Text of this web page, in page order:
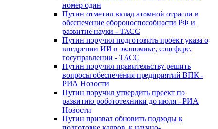
номер один
Путин отметил вклад атомной отрасли в
обеспечение обороноспособности РФ и
развитие науки - ТАСС
Путин поручил подготовить проект указа о
внедрении ИИ в экономике, соцсфере,
госуправлении - ТАСС
Путин поручил правительству решить
вопросы обеспечения предприятий ВПК -
РИА Новости
Путин поручил утвердить проект по
развитию робототехники до июля - РИА
Новости
Путин призвал обновить подходы к
подготовке кадров, к научно-